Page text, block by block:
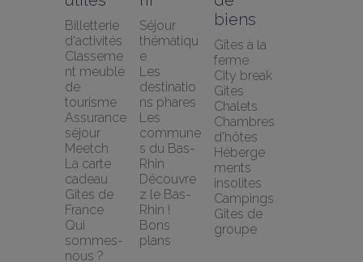
Billetterie
d'activités
Classeme
nt meublé
de
tourisme
Assurance
séjour
Meetch
La carte
cadeau
Gîtes de
France
Qui
sommes-
nous ?
Séjour
thématiqu
e
Les
destinatio
ns phares
Les
commune
s du Bas-
Rhin
Découvre
z le Bas-
Rhin !
Bons
plans
biens
Gîtes à la
ferme
City break
Gîtes
Chalets
Chambres
d'hôtes
Héberge
ments
insolites
Campings
Gîtes de
groupe